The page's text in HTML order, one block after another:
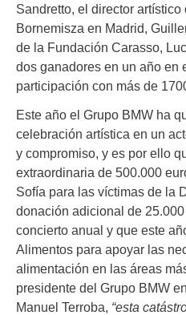
Sandretto, el director
Bornemisza en Madrid,
de la Fundación Carasso,
dos ganadores en un año en
participación con más de
Este año el Grupo BMW ha
celebración artística en un
y compromiso, y es por ello
extraordinaria de 500.000
Sofía para las víctimas de la
donación adicional de
concierto anual y que este
Alimentos para apoyar las
alimentación en las áreas
presidente del Grupo BMW
Manuel Terroba, “esta